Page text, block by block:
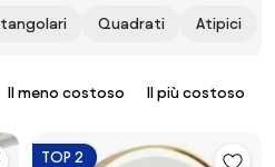
Quadrati Atipici
Il meno costoso Il più costoso
TOP 2